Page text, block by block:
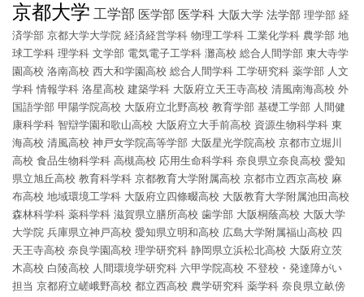
京都大学 工学部 医学部 医学科 大阪大学 法学部 理学部 経
済学部 京都大学大学院 経済経営学科 物理工学科 工業化学科 農学部 地
球工学科 理学科 文学部 電気電子工学科 灘高校 総合人間学部 東大寺学
園高校 洛南高校 西大和学園高校 総合人間学科 工学研究科 薬学部 人文
学科 情報学科 洛星高校 建築学科 大阪府立天王寺高校 清風南海高校 外
国語学部 甲陽学院高校 大阪府立北野高校 教育学部 基礎工学部 人間健
康科学科 智辯学園和歌山高校 大阪府立大手前高校 資源生物科学科 東
海高校 清風高校 神戸女学院高等学部 大阪星光学院高校 京都市立堀川
高校 食品生物科学科 高槻高校 応用生命科学科 奈良県立奈良高校 愛知
県立旭丘高校 教育科学科 京都教育大学附属高校 京都市立西京高校 麻
布高校 地域環境工学科 大阪府立四條畷高校 大阪教育大学附属池田高校
森林科学科 薬科学科 滋賀県立膳所高校 歯学部 大阪桐蔭高校 大阪大学
大学院 兵庫県立神戸高校 愛知県立明和高校 広島大学附属福山高校 四
天王寺高校 奈良学園高校 理学研究科 静岡県立浜松北高校 大阪府立茨
木高校 白陵高校 人間環境学研究科 六甲学院高校 不登校・発達障がい
担当 京都府立嵯峨野高校 都立西高校 農学研究科 薬学科 奈良県立畝傍